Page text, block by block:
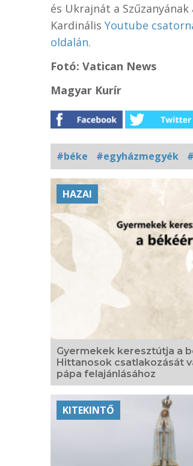
és Ukrajnát a
Kardinális Youtube
oldalán.
Fotó: Vatican News
Magyar Kurír
#béke #egyházmegyék
Kapcsolódó
fotógaléria
HAZAI
Gyermekek keresztútja a
Hittanosok csatlakozását
pápa felajánlásához
KITEKINTŐ